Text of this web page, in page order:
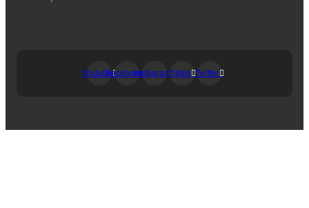
YoutubeFacebookInstagramTiktok Twitter